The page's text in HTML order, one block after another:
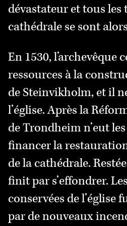
dévastateur et tous les
cathédrale se sont
En 1530, l’archevêque
ressources à la
de Steinvikholm, et il
l’église. Après la
de Trondheim n’eut
financer la
de la cathédrale.
finit par s’effondrer.
conservées de l’église
par de nouveaux